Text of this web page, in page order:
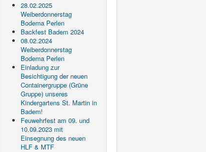
28.02.2025
Weiberdonnerstag
Bodema Perlen
Backfest Badem 2024
08.02.2024
Weiberdonnerstag
Bodema Perlen
Einladung zur
Besichtigung der neuen
Containergruppe (Grüne
Gruppe) unseres
Kindergartens St. Martin in
Badem!
Feuwehrfest am 09. und
10.09.2023 mit
Einsegnung des neuen
HLF & MTF